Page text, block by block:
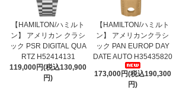
【HAMILTON/ハミルト
ン】 アメリカン クラシ
ック PSR DIGITAL QUA
RTZ H52414131
119,000円(税込130,900
円)
【HAMILTON/ハミルト
ン】 アメリカンクラシ
ック PAN EUROP DAY
DATE AUTO H35435820
173,000円(税込190,300
円)